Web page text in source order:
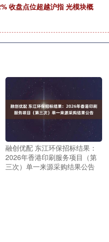
收盘点位超越沪指 光模块概
融创优配 东江环保招标结果：
2026年香港印刷服务项目（第
三次）单一来源采购结果公告